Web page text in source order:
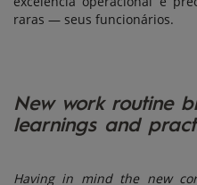
raras — seus funcionários.
New work routine
learnings and
Having in mind the new